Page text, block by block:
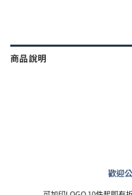
商品說明
歡迎